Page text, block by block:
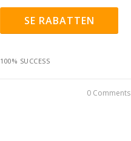
SE RABATTEN
100% SUCCESS
0 Comments